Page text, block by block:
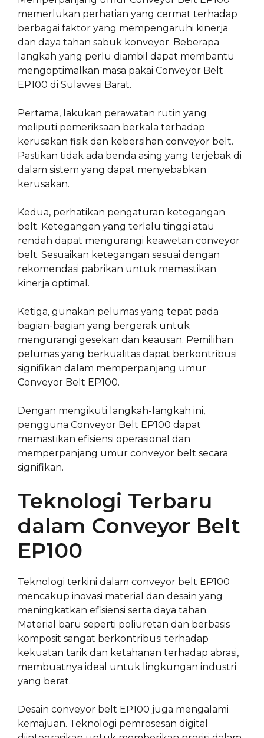
memerlukan perhatian yang cermat terhadap
berbagai faktor yang mempengaruhi kinerja
dan daya tahan sabuk konveyor. Beberapa
langkah yang perlu diambil dapat membantu
mengoptimalkan masa pakai Conveyor Belt
EP100 di Sulawesi Barat.
Pertama, lakukan perawatan rutin yang
meliputi pemeriksaan berkala terhadap
kerusakan fisik dan kebersihan conveyor belt.
Pastikan tidak ada benda asing yang terjebak di
dalam sistem yang dapat menyebabkan
kerusakan.
Kedua, perhatikan pengaturan ketegangan
belt. Ketegangan yang terlalu tinggi atau
rendah dapat mengurangi keawetan conveyor
belt. Sesuaikan ketegangan sesuai dengan
rekomendasi pabrikan untuk memastikan
kinerja optimal.
Ketiga, gunakan pelumas yang tepat pada
bagian-bagian yang bergerak untuk
mengurangi gesekan dan keausan. Pemilihan
pelumas yang berkualitas dapat berkontribusi
signifikan dalam memperpanjang umur
Conveyor Belt EP100.
Dengan mengikuti langkah-langkah ini,
pengguna Conveyor Belt EP100 dapat
memastikan efisiensi operasional dan
memperpanjang umur conveyor belt secara
signifikan.
Teknologi Terbaru
dalam Conveyor Belt
EP100
Teknologi terkini dalam conveyor belt EP100
mencakup inovasi material dan desain yang
meningkatkan efisiensi serta daya tahan.
Material baru seperti poliuretan dan berbasis
komposit sangat berkontribusi terhadap
kekuatan tarik dan ketahanan terhadap abrasi,
membuatnya ideal untuk lingkungan industri
yang berat.
Desain conveyor belt EP100 juga mengalami
kemajuan. Teknologi pemrosesan digital